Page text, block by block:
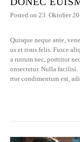
Posted on 23. Oktober
Quisque neque ante,
us et risus felis. Fusce
a rutrum nec, porttitor
onsectetur. Nulla
rtor condimentum est,